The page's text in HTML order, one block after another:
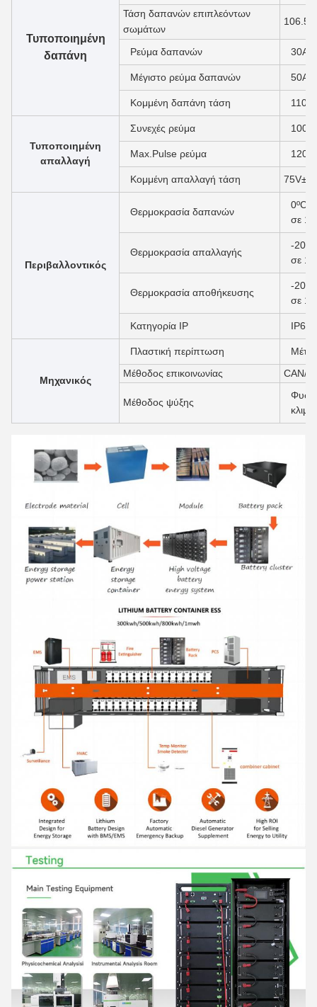
Τυποποιημένη
δαπάνη
Τάση δαπανών επιπλεόντων
σωμάτων
Ρεύμα δαπανών 30A
Μέγιστο ρεύμα δαπανών 50A
Κομμένη δαπάνη τάση
Τυποποιημένη
απαλλαγή
Συνεχές ρεύμα 100A
Max.Pulse ρεύμα 120A
Κομμένη απαλλαγή τάση
Περιβαλλοντικός
Θερμοκρασία δαπανών
0ºC
σε
Θερμοκρασία απαλλαγής
-
σε
Θερμοκρασία αποθήκευσης
-
σε
Κατηγορία IP IP65/
Μηχανικός
Πλαστική περίπτωση
Μέθοδος επικοινωνίας
CAN/
Μέθοδος ψύξης